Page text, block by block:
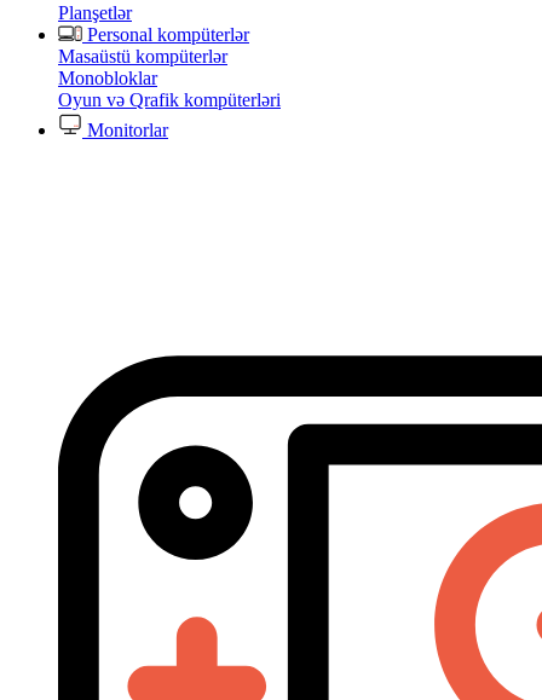
Planşetlər
Personal kompüterlər
Masaüstü kompüterlər
Monobloklar
Oyun və Qrafik kompüterləri
Monitorlar